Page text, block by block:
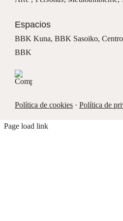
Espacios
BBK Kuna, BBK Sasoiko,
BBK
Política de cookies· Política de
Page load link